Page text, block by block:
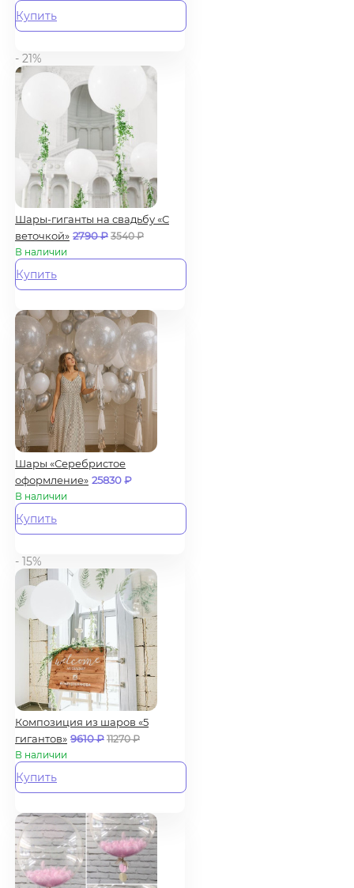
Купить
- 21%
Шары-гиганты на свадьбу «С
веточкой» 2790₽ 3540₽
В наличии
Купить
Шары «Серебристое
оформление» 25830₽
В наличии
Купить
- 15%
Композиция из шаров «5
гигантов» 9610₽ 11270₽
В наличии
Купить